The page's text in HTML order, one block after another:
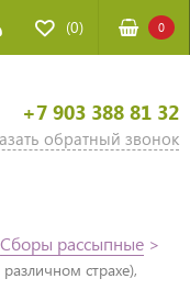
(0) 0
+7 903 388 81 32
обратный звонок
Сборы рассыпные >
страхе),